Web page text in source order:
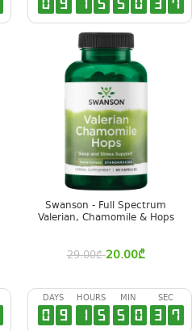
0 9 1 5 5 0 3 6
Swanson - Full Spectrum
Valerian, Chamomile & Hops
29.00₾ 20.00₾
DAYS
0 9
HOURS
1 5
MIN
5 0
SEC
3 6